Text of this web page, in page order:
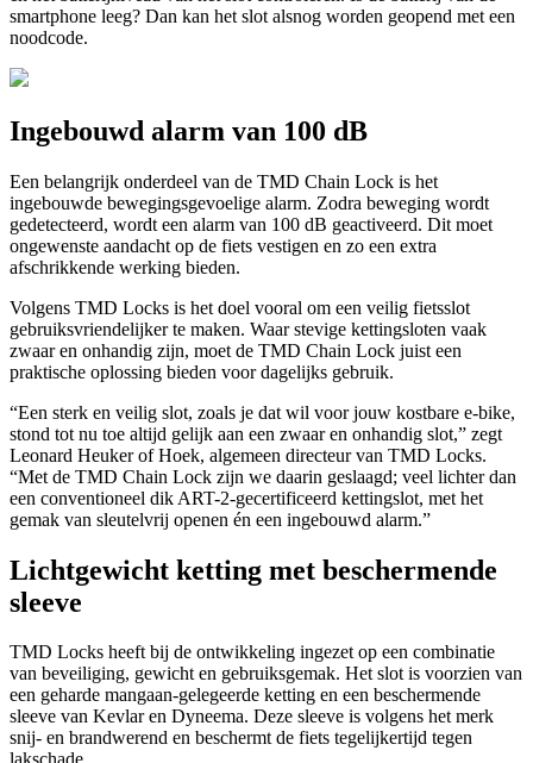
smartphone leeg? Dan kan het slot alsnog worden geopend met een
noodcode.
Ingebouwd alarm van 100 dB
Een belangrijk onderdeel van de TMD Chain Lock is het
ingebouwde bewegingsgevoelige alarm. Zodra beweging wordt
gedetecteerd, wordt een alarm van 100 dB geactiveerd. Dit moet
ongewenste aandacht op de fiets vestigen en zo een extra
afschrikkende werking bieden.
Volgens TMD Locks is het doel vooral om een veilig fietsslot
gebruiksvriendelijker te maken. Waar stevige kettingsloten vaak
zwaar en onhandig zijn, moet de TMD Chain Lock juist een
praktische oplossing bieden voor dagelijks gebruik.
“Een sterk en veilig slot, zoals je dat wil voor jouw kostbare e-bike,
stond tot nu toe altijd gelijk aan een zwaar en onhandig slot,” zegt
Leonard Heuker of Hoek, algemeen directeur van TMD Locks.
“Met de TMD Chain Lock zijn we daarin geslaagd; veel lichter dan
een conventioneel dik ART-2-gecertificeerd kettingslot, met het
gemak van sleutelvrij openen én een ingebouwd alarm.”
Lichtgewicht ketting met beschermende
sleeve
TMD Locks heeft bij de ontwikkeling ingezet op een combinatie
van beveiliging, gewicht en gebruiksgemak. Het slot is voorzien van
een geharde mangaan-gelegeerde ketting en een beschermende
sleeve van Kevlar en Dyneema. Deze sleeve is volgens het merk
snij- en brandwerend en beschermt de fiets tegelijkertijd tegen